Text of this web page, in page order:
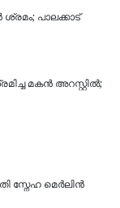
പാലക്കാട്
മകൻ അറസ്റ്റിൽ;
സ്നേഹ മെർലിൻ